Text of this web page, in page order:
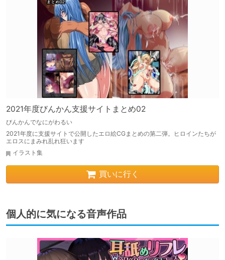
2021年度びんかん支援サイトまとめ02
びんかんでなにがわるい
2021年度に支援サイトで公開したエロ絵CGまとめの第二弾。ヒロインたちが
エロスにまみれ乱れ狂います
イラスト集
買いに行く
個人的に気になる音声作品